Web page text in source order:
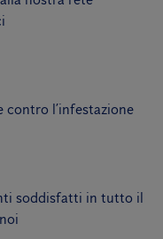
contro l’infestazione
soddisfatti in tutto il